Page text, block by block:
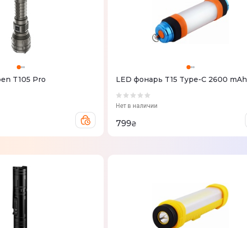
T105 Pro LED фонарь T15 Type-C 2600 mAh
Нет в наличии
799₴